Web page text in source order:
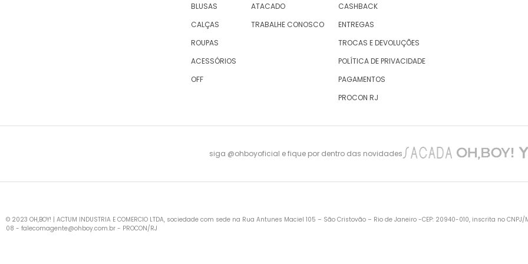
BLUSAS
CALÇAS
ROUPAS
ACESSÓRIOS
OFF
ATACADO
TRABALHE CONOSCO
CASHBACK
ENTREGAS
TROCAS E DEVOLUÇÕES
POLÍTICA DE PRIVACIDADE
PAGAMENTOS
PROCON RJ
siga @ohboyoficial e fique por dentro das novidades
© 2023 OH,BOY! | ACTUM INDUSTRIA E COMERCIO LTDA, sociedade com sede na Rua Antunes Maciel 105 – São Cristovão – Rio de Janeiro -CEP: 20940-010, inscrita no
08 - falecomagente@ohboy.com.br - PROCON/RJ